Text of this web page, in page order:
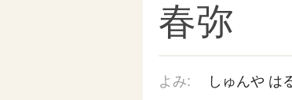
春弥
よみ: しゅんや は